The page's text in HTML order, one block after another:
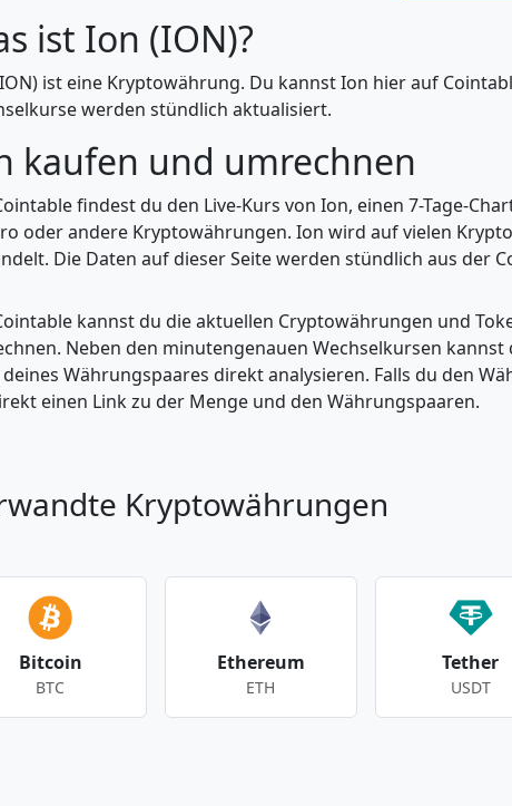
ist Ion (ION)?
ist eine Kryptowährung. Du kannst Ion hier auf
werden stündlich aktualisiert.
kaufen und umrechnen
findest du den Live-Kurs von Ion, einen 7-Tage-
oder andere Kryptowährungen. Ion wird auf vielen
Die Daten auf dieser Seite werden stündlich aus der
kannst du die aktuellen Cryptowährungen und
Neben den minutengenauen Wechselkursen
deines Währungspaares direkt analysieren. Falls du den
einen Link zu der Menge und den Währungspaaren.
Kryptowährungen
Bitcoin
BTC
Ethereum
ETH
Tether
USDT